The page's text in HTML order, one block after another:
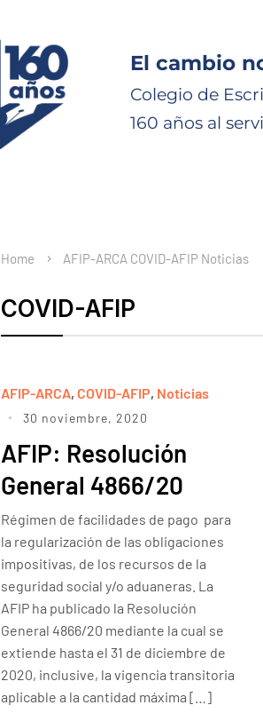
El cambio
Colegio de
160 años al
Home AFIP-ARCA COVID-AFIP Noticias
COVID-AFIP
AFIP-ARCA, COVID-AFIP, Noticias
30 noviembre, 2020
AFIP: Resolución
General 4866/20
Régimen de facilidades de pago para
la regularización de las obligaciones
impositivas, de los recursos de la
seguridad social y/o aduaneras. La
AFIP ha publicado la Resolución
General 4866/20 mediante la cual se
extiende hasta el 31 de diciembre de
2020, inclusive, la vigencia transitoria
aplicable a la cantidad máxima […]